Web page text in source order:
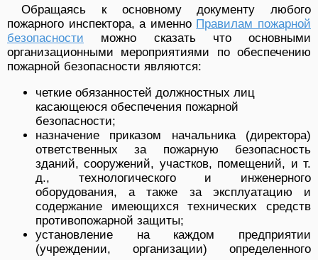
Обращаясь к основному документу любого
пожарного инспектора, а именно Правилам пожарной
безопасности можно сказать что основными
организационными мероприятиями по обеспечению
пожарной безопасности являются:
четкие обязанностей должностных лиц
касающеюся обеспечения пожарной
безопасности;
назначение приказом начальника (директора)
ответственных за пожарную безопасность
зданий, сооружений, участков, помещений, и т.
д., технологического и инженерного
оборудования, а также за эксплуатацию и
содержание имеющихся технических средств
противопожарной защиты;
установление на каждом предприятии
(учреждении, организации) определенного